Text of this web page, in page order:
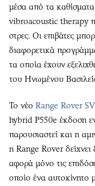
μέσα από τα
vibroacoustic therapy
στρες. Οι επιβάτες
διαφορετικά
τα οποία έχουν
του Ηνωμένου
Το νέο Range Rover
hybrid P550e έκδοση
παρουσιαστεί και η
η Range Rover δείχνει
αφορά μόνο τις
οποίο ένα αυτοκίνητο